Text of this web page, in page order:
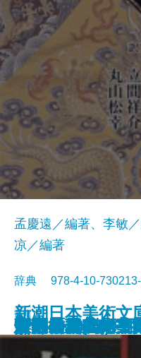
新潮日本美術
郎
新潮日本美術
新潮日本美術
安部公房全集
解散後全劇作
佐伯祐三のパリ
新潮日本美術
新潮日本美術
安部公房全集
中国歴史文化事
孟慶遠／編著、李敏
凉／編著
辞典 978-4-10-
書籍
京都発見(二)―
新潮日本美術
新潮日本美術
安部公房全集
すいかの匂い
日本・現代・美
日本の神々
新潮日本美術
新潮日本美術
安部公房全集